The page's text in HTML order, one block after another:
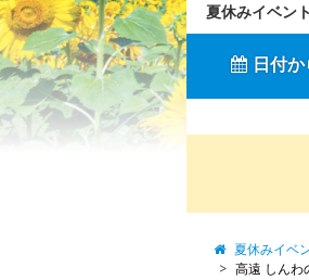
夏休みイベン
日付
夏休みイベ
高遠 しんわ